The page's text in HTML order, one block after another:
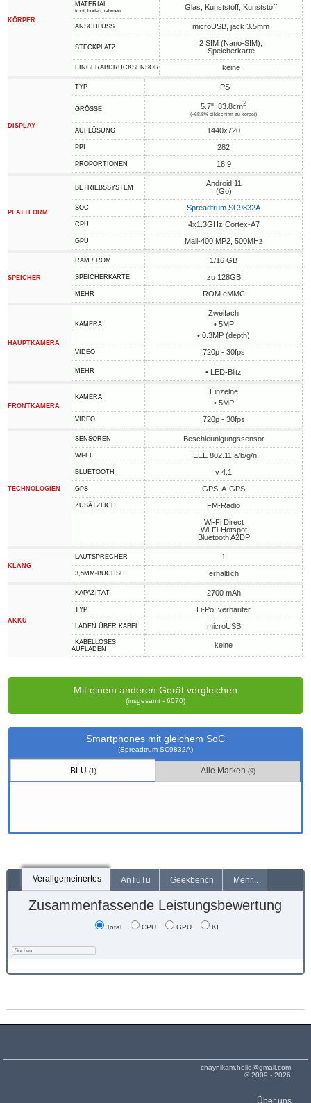
KÖRPER
MATERIAL
front, boden, rahmen Glas, Kunststoff, Kunststoff
ANSCHLUSS microUSB, jack 3.5mm
STECKPLATZ
2 SIM (Nano-SIM),
Speicherkarte
FINGERABDRUCKSENSOR keine
DISPLAY
TYP IPS
GRÖSSE 5.7", 83.8cm2
(~68.8% bildschirm-zu-körper)
AUFLÖSUNG 1440x720
PPI 282
PROPORTIONEN 18:9
PLATTFORM
BETRIEBSSYSTEM
Android 11
(Go)
SOC Spreadtrum SC9832A
CPU 4x1.3GHz Cortex-A7
GPU Mali-400 MP2, 500MHz
SPEICHER
RAM / ROM 1/16 GB
SPEICHERKARTE zu 128GB
MEHR ROM eMMC
HAUPTKAMERA
KAMERA
Zweifach
• 5MP
• 0.3MP (depth)
VIDEO 720p - 30fps
MEHR • LED-Blitz
FRONTKAMERA
KAMERA
Einzelne
• 5MP
VIDEO 720p - 30fps
TECHNOLOGIEN
SENSOREN Beschleunigungssensor
WI-FI IEEE 802.11 a/b/g/n
BLUETOOTH v 4.1
GPS GPS, A-GPS
ZUSÄTZLICH
FM-Radio
Wi-Fi Direct
Wi-Fi-Hotspot
Bluetooth A2DP
KLANG
LAUTSPRECHER 1
3,5MM-BUCHSE erhältlich
AKKU
KAPAZITÄT 2700 mAh
TYP Li-Po, verbauter
LADEN ÜBER KABEL microUSB
KABELLOSES
AUFLADEN
keine
Mit einem anderen Gerät vergleichen
(insgesamt - 6070)
Smartphones mit gleichem SoC
(Spreadtrum SC9832A)
BLU(1) Alle Marken(9)
Verallgemeinertes AnTuTu Geekbench Mehr...
Zusammenfassende Leistungsbewertung
Total CPU GPU KI
chaynikam.hello@gmail.com
© 2009 - 2026
Über uns